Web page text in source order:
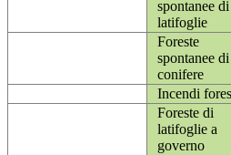
spontanee di
latifoglie
Foreste
spontanee di
conifere
Incendi
Foreste di
latifoglie a
governo